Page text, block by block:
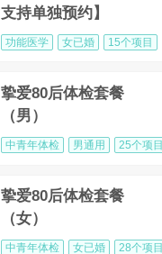
支持单独预约】
功能医学 女已婚 15个项目
挚爱80后体检套餐
（男）
中青年体检 男通用 25个项目
挚爱80后体检套餐
（女）
中青年体检 女已婚 28个项目